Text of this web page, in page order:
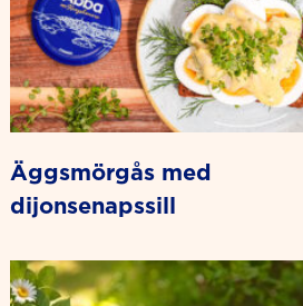
äggsmörgås med
dijonsenapssill